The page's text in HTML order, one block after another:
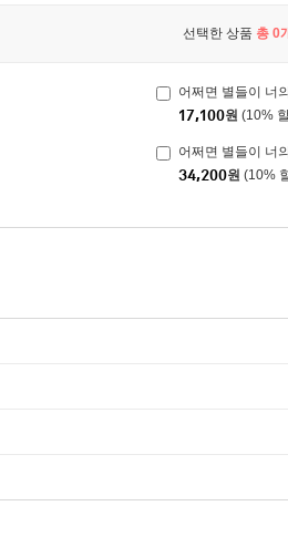
선택한 상품 총 0
17,100원 (10%
어쩌면 별들이 너
34,200원 (10%